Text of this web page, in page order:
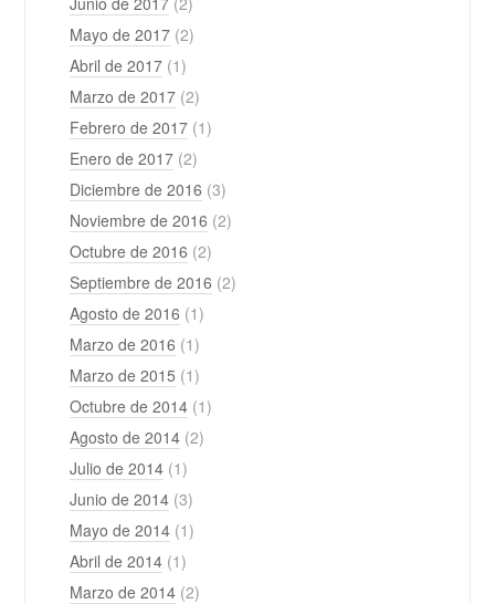
Mayo de 2017 (2)
Abril de 2017 (1)
Marzo de 2017 (2)
Febrero de 2017 (1)
Enero de 2017 (2)
Diciembre de 2016 (3)
Noviembre de 2016 (2)
Octubre de 2016 (2)
Septiembre de 2016 (2)
Agosto de 2016 (1)
Marzo de 2016 (1)
Marzo de 2015 (1)
Octubre de 2014 (1)
Agosto de 2014 (2)
Julio de 2014 (1)
Junio de 2014 (3)
Mayo de 2014 (1)
Abril de 2014 (1)
Marzo de 2014 (2)